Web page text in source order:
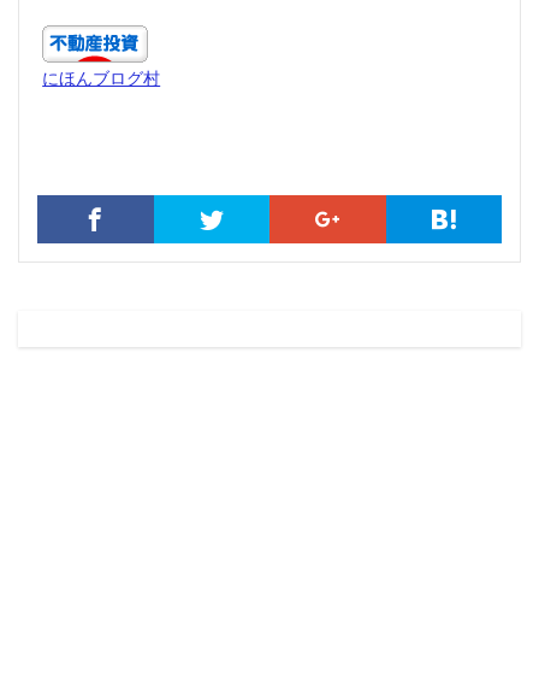
にほんブログ村